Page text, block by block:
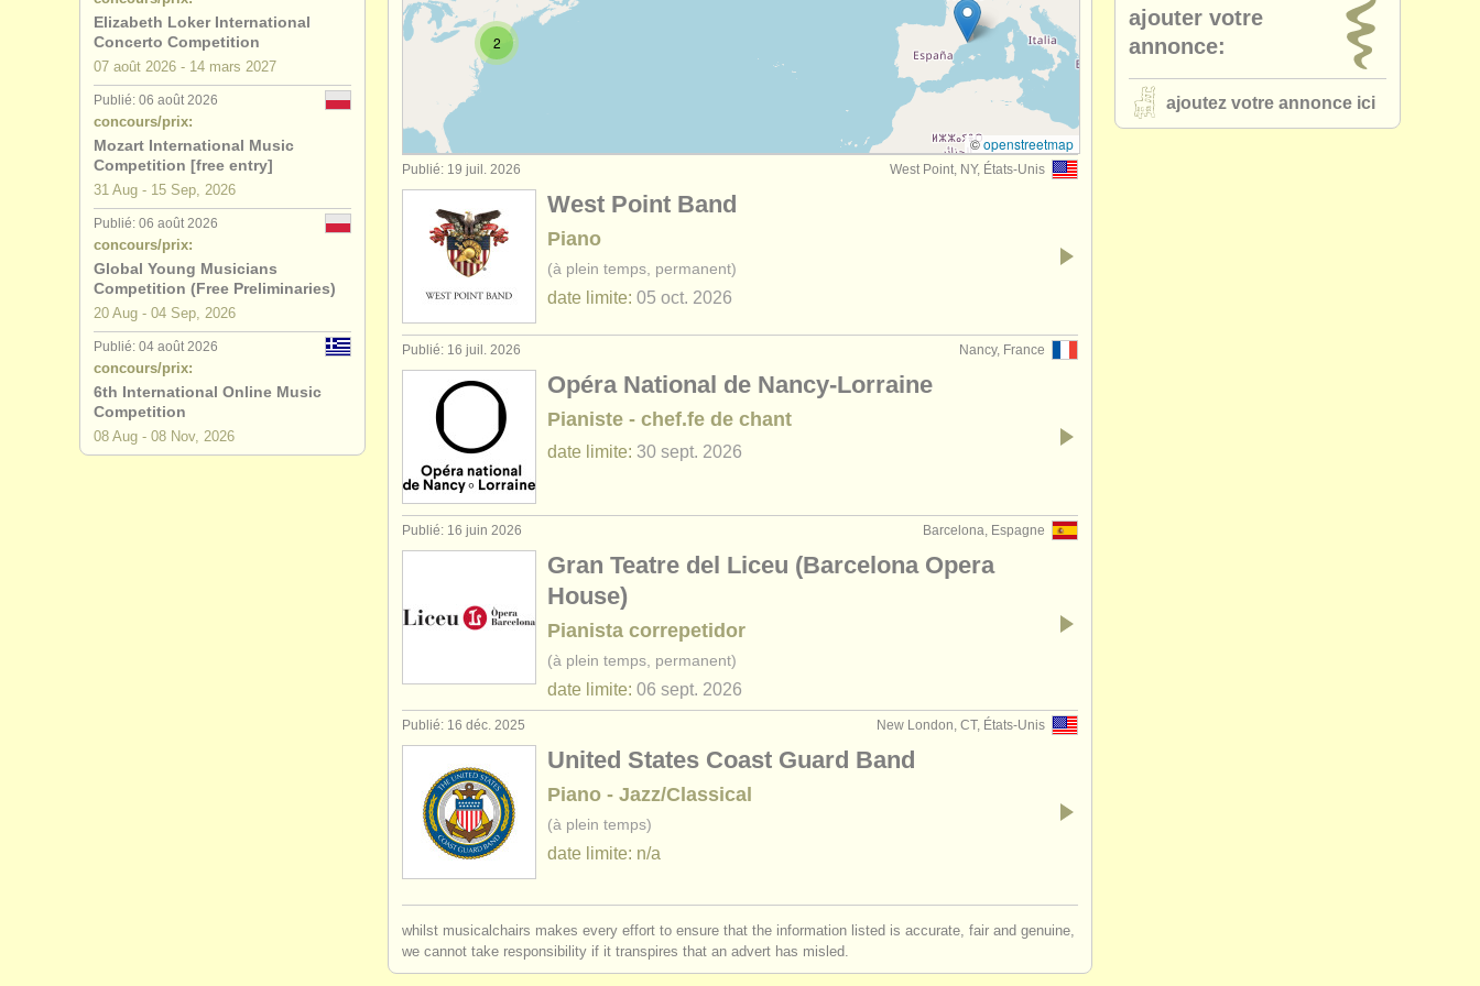
degree courses: piano
degree courses: fortepiano
degree courses: clavecin
degree courses: piano accompaniment
concours de piano (69)
achat piano
piano perdu (5)
instruments volés: clavier (21)
2
©openstreetmap
West Point, NY, États-Unis
Publié: 19 juil. 2026
West Point Band
Piano
(à plein temps, permanent)
date limite: 05 oct. 2026
Nancy, France
Publié: 16 juil. 2026
Opéra National de Nancy-Lorraine
Pianiste - chef.fe de chant
date limite: 30 sept. 2026
Barcelona, Espagne
Publié: 16 juin 2026
Gran Teatre del Liceu (Barcelona Opera
House)
Pianista correpetidor
(à plein temps, permanent)
date limite: 06 sept. 2026
New London, CT, États-Unis
Publié: 16 déc. 2025
United States Coast Guard Band
Piano - Jazz/Classical
(à plein temps)
date limite: n/a
whilst musicalchairs makes every effort to ensure that the information listed is accurate, fair and genuine,
we cannot take responsibility if it transpires that an advert has misled.
Elizabeth Loker International
Concerto Competition
07 août 2026 - 14 mars 2027
Publié: 06 août 2026
concours/prix:
Mozart International Music
Competition [free entry]
31 Aug - 15 Sep, 2026
Publié: 06 août 2026
concours/prix:
Global Young Musicians
Competition (Free Preliminaries)
20 Aug - 04 Sep, 2026
Publié: 04 août 2026
concours/prix:
6th International Online Music
Competition
08 Aug - 08 Nov, 2026
ajouter votre
annonce:
ajoutez votre annonce ici